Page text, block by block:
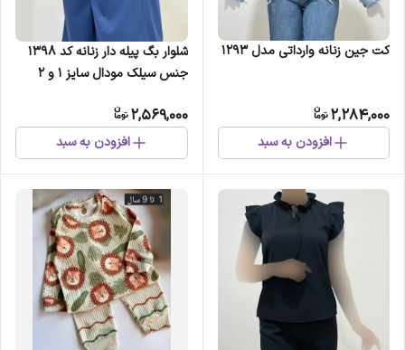
کت جین زنانه وارداتی مدل 1293
2,284,000
افزودن به سبد
شلوار بگ پیله دار زنانه کد 1398
جنس سیلک مودال سایز 1 و 2
2,569,000
افزودن به سبد